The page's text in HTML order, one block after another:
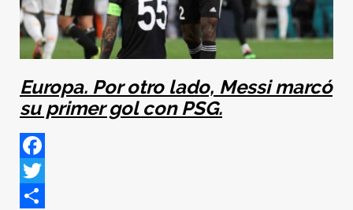
Europa. Por otro lado, Messi marcó
su primer gol con PSG.
Facebook
Twitter